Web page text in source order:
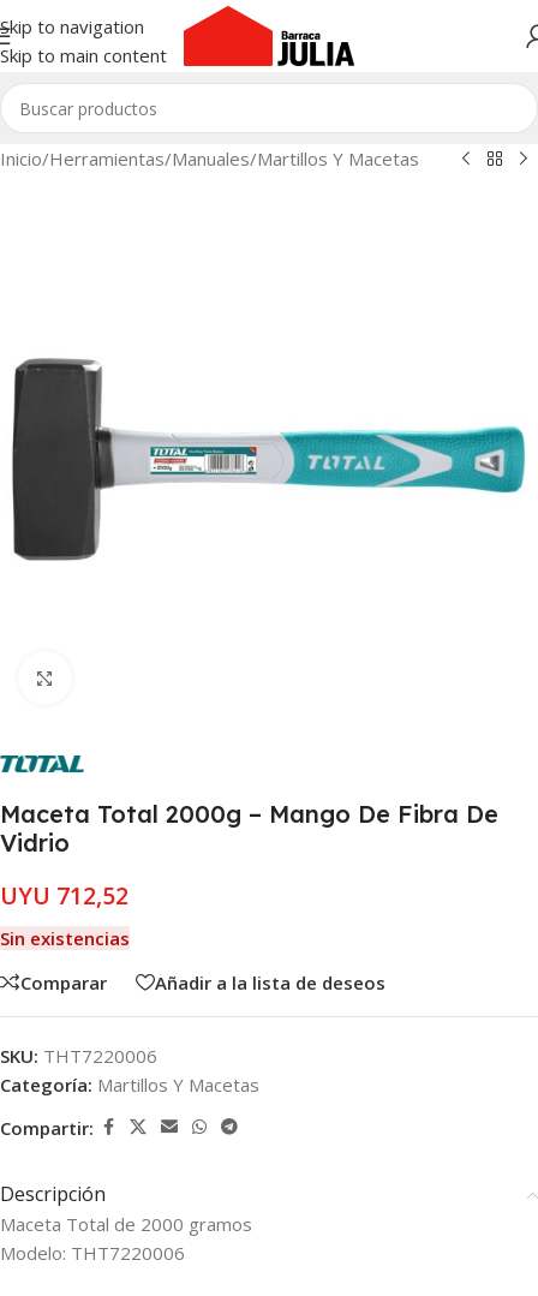
Skip to navigation
Skip to main content
Inicio/Herramientas/Manuales/Martillos Y Macetas
Maceta Total 2000g – Mango De Fibra De
Vidrio
UYU 712,52
Sin existencias
Comparar
Añadir a la lista de deseos
SKU: THT7220006
Categoría: Martillos Y Macetas
Compartir:
Descripción
Maceta Total de 2000 gramos
Modelo: THT7220006